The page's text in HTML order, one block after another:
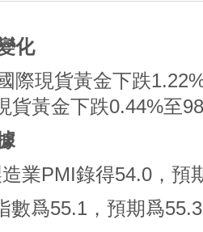
化
際現貨黃金下跌
貨黃金下跌0.44%至
業PMI錄得54.0，預
數爲55.1，預期爲